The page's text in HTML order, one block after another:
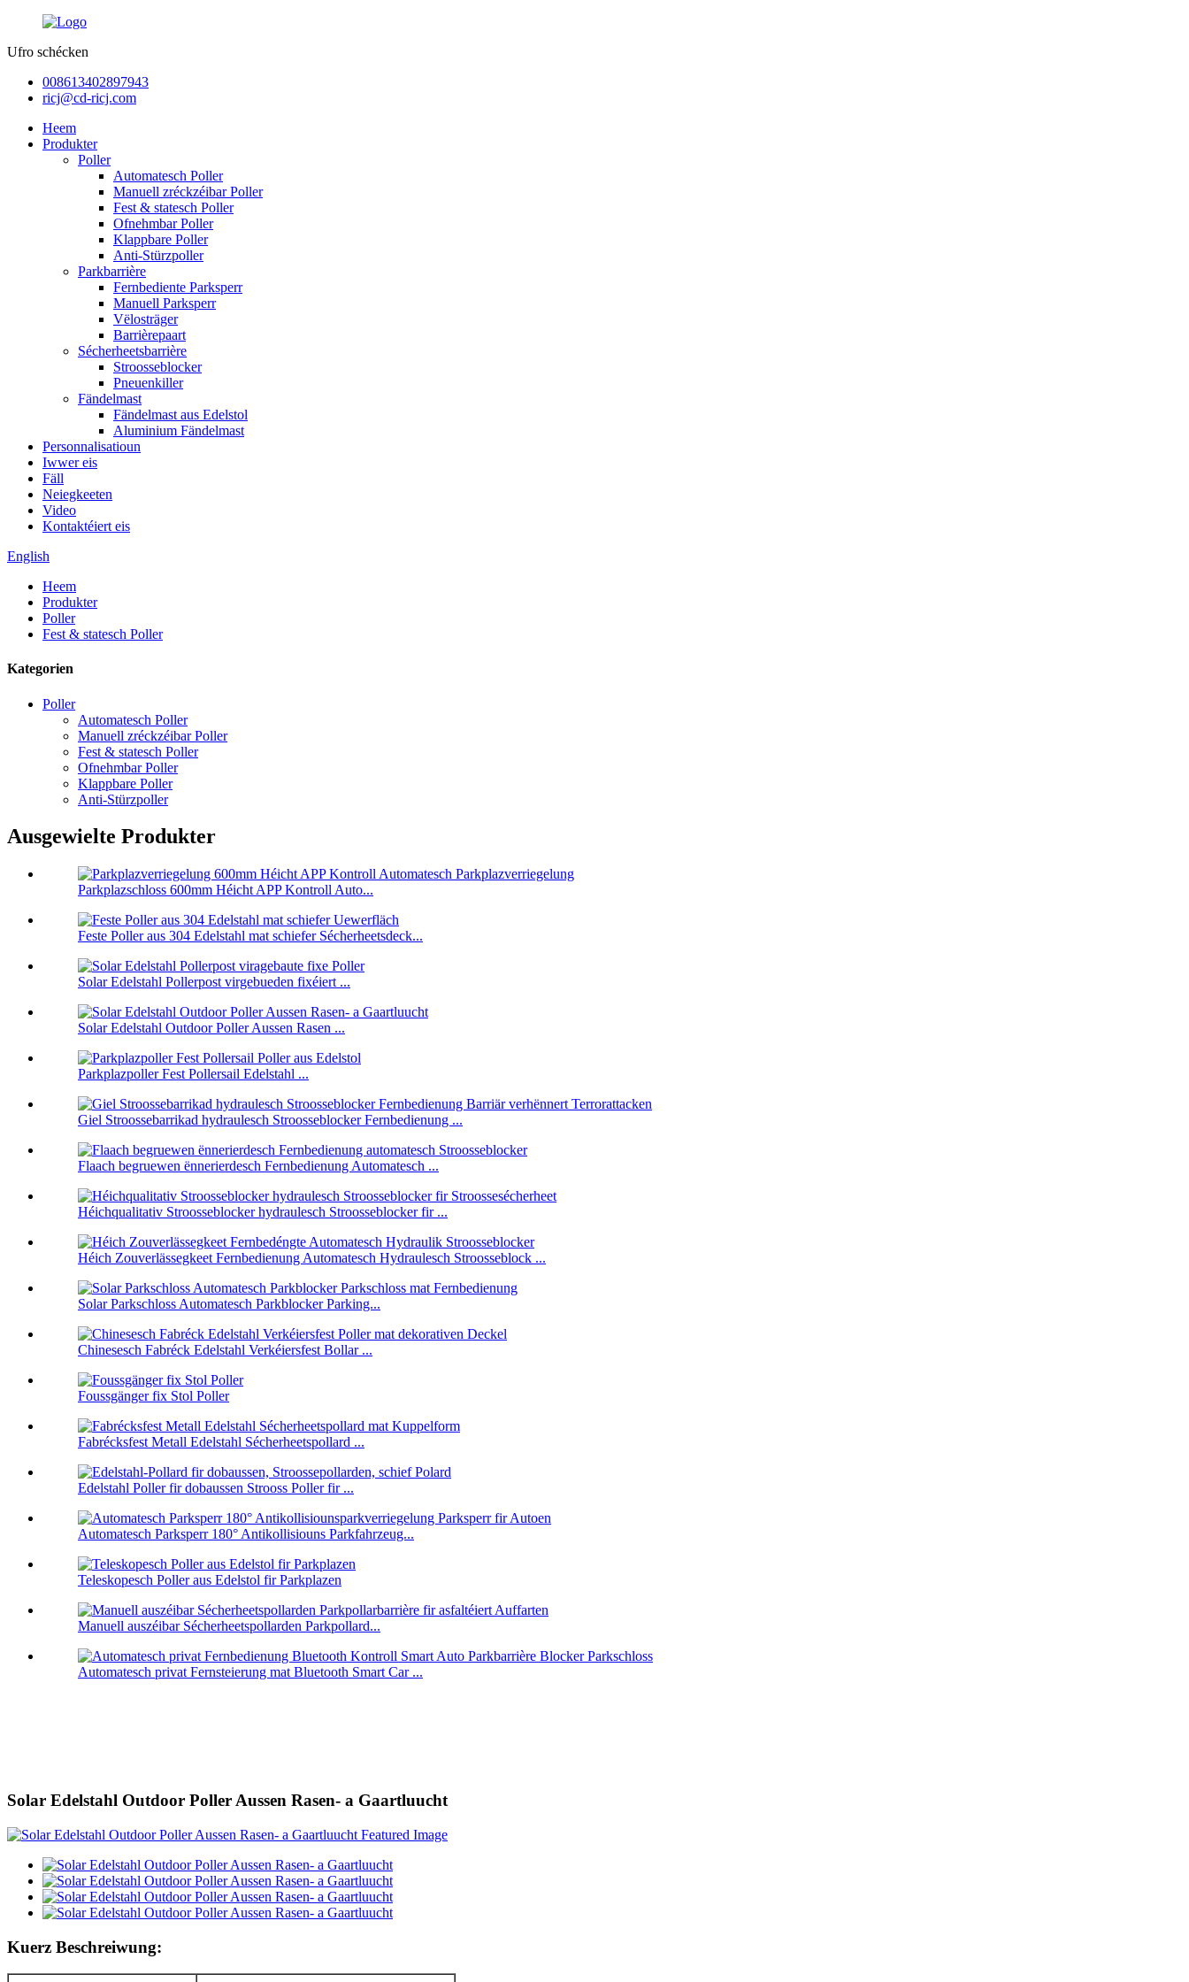
Ufro schécken
008613402897943
ricj@cd-ricj.com
Heem
Produkter
Poller
Automatesch Poller
Manuell zréckzéibar Poller
Fest & statesch Poller
Ofnehmbar Poller
Klappbare Poller
Anti-Stürzpoller
Parkbarrière
Fernbediente Parksperr
Manuell Parksperr
Vëlosträger
Barrièrepaart
Sécherheetsbarrière
Stroosseblocker
Pneuenkiller
Fändelmast
Fändelmast aus Edelstol
Aluminium Fändelmast
Personnalisatioun
Iwwer eis
Fäll
Neiegkeeten
Video
Kontaktéiert eis
English
Heem
Produkter
Poller
Fest & statesch Poller
Kategorien
Poller
Automatesch Poller
Manuell zréckzéibar Poller
Fest & statesch Poller
Ofnehmbar Poller
Klappbare Poller
Anti-Stürzpoller
Ausgewielte Produkter
Parkplazschloss 600mm Héicht APP Kontroll Auto...
Feste Poller aus 304 Edelstahl mat schiefer Sécherheetsdeck...
Solar Edelstahl Pollerpost virgebueden fixéiert ...
Solar Edelstahl Outdoor Poller Aussen Rasen ...
Parkplazpoller Fest Pollersail Edelstahl ...
Giel Stroossebarrikad hydraulesch Stroosseblocker Fernbedienung ...
Flaach begruewen ënnerierdesch Fernbedienung Automatesch ...
Héichqualitativ Stroosseblocker hydraulesch Stroosseblocker fir ...
Héich Zouverlässegkeet Fernbedienung Automatesch Hydraulesch Stroosseblock ...
Solar Parkschloss Automatesch Parkblocker Parking...
Chinesesch Fabréck Edelstahl Verkéiersfest Bollar ...
Foussgänger fix Stol Poller
Fabrécksfest Metall Edelstahl Sécherheetspollard ...
Edelstahl Poller fir dobaussen Strooss Poller fir ...
Automatesch Parksperr 180° Antikollisiouns Parkfahrzeug...
Teleskopesch Poller aus Edelstol fir Parkplazen
Manuell auszéibar Sécherheetspollarden Parkpollard...
Automatesch privat Fernsteierung mat Bluetooth Smart Car ...
Solar Edelstahl Outdoor Poller Aussen Rasen- a Gaartluucht
Kuerz Beschreiwung: